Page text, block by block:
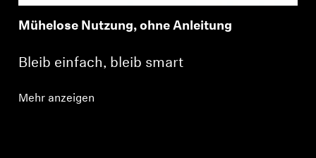
Mühelose Nutzung, ohne Anleitung
Bleib einfach, bleib smart
Mehr anzeigen